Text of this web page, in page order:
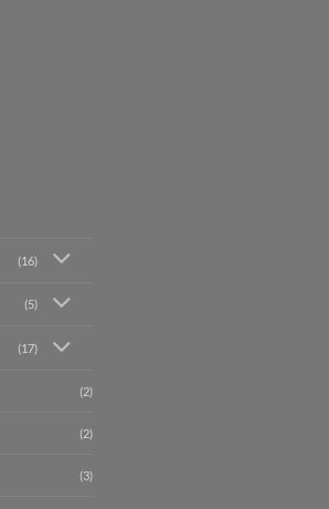
(16)
(5)
(17)
(2)
(2)
(3)